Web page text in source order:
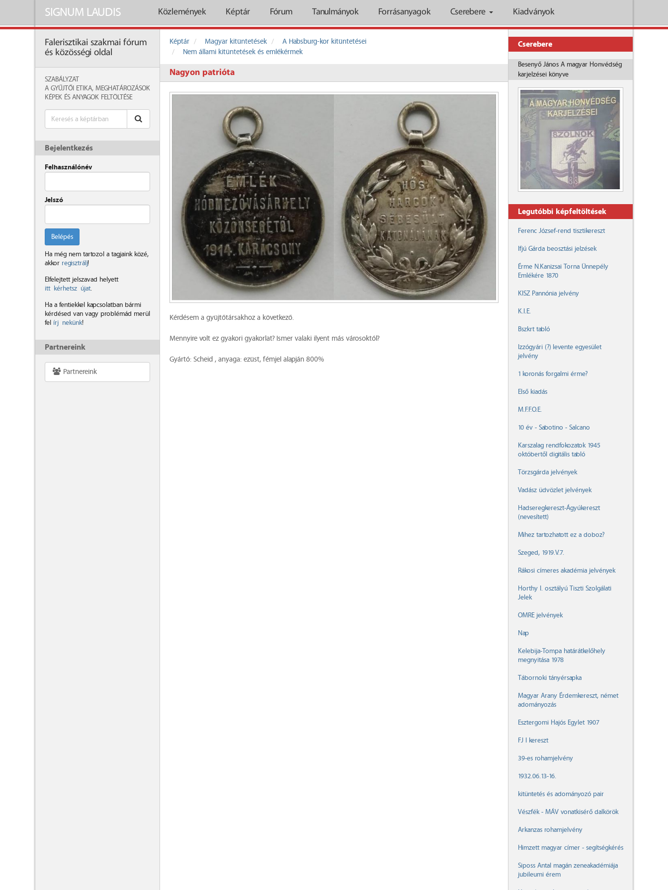
SIGNUM LAUDIS Közlemények Képtár Fórum Tanulmányok Forrásanyagok Cserebere Kiadványok
Falerisztikai szakmai fórum
és közösségi oldal
SZABÁLYZAT
A GYŰJTŐI ETIKA, MEGHATÁROZÁSOK
KÉPEK ÉS ANYAGOK FELTÖLTÉSE
Bejelentkezés
Felhasználónév
Jelszó
Belépés
Ha még nem tartozol a tagjaink közé,
akkor regisztrálj!
Elfelejtett jelszavad helyett
itt kérhetsz újat.
Ha a fentiekkel kapcsolatban bármi
kérdésed van vagy problémád merül
fel írj nekünk!
Partnereink
Partnereink
Képtár Magyar kitüntetések
A Habsburg-kor kitüntetései
Nem állami kitüntetések és emlékérmek
Nagyon patrióta
Kérdésem a gyüjtőtársakhoz a következő.
Mennyire volt ez gyakori gyakorlat? Ismer valaki ilyent más városoktól?
Gyártó: Scheid , anyaga: ezüst, fémjel alapján 800%
Cserebere
Besenyő János A magyar Honvédség
karjelzései könyve
Legutóbbi képfeltöltések
Ferenc József-rend tisztikereszt
Ifjú Gárda beosztási jelzések
Érme N.Kanizsai Torna Ünnepély
Emlékére 1870
KISZ Pannónia jelvény
K.I.E.
Bszkrt tabló
Izzógyári (?) levente egyesület
jelvény
1 koronás forgalmi érme?
Első kiadás
M.F.F.O.E.
10 év - Sabotino - Salcano
Karszalag rendfokozatok 1945
októbertől digitális tabló
Törzsgárda jelvények
Vadász üdvözlet jelvények
Hadseregkereszt-Ágyúkereszt
(nevesített)
Mihez tartozhatott ez a doboz?
Szeged, 1919.V.7.
Rákosi címeres akadémia jelvények
Horthy I. osztályú Tiszti Szolgálati
Jelek
OMRE jelvények
Nap
Kelebija-Tompa határátkelőhely
megnyitása 1978
Tábornoki tányérsapka
Magyar Arany Érdemkereszt, német
adományozás
Esztergomi Hajós Egylet 1907
FJ I kereszt
39-es rohamjelvény
1932.06.13-16.
kitüntetés és adományozó pair
Vészfék - MÁV vonatkisérő dalkörök
Arkanzas rohamjelvény
Himzett magyar címer - segítségkérés
Siposs Antal magán zeneakadémiája
jubileumi érem